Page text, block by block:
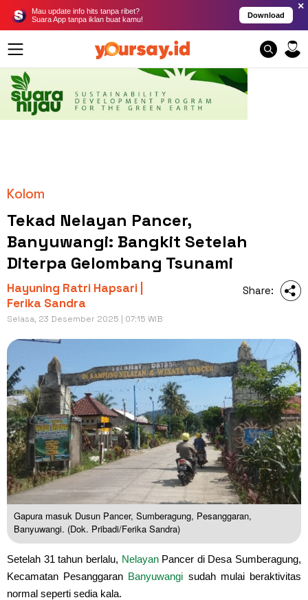
Mau update info hits tanpa ribet?
Suara App tanpa iklan buat kamu!
Download
×
Kolom
Tekad Nelayan Pancer,
Banyuwangi: Bangkit Setelah
Diterpa Gelombang Tsunami
Hayuning Ratri Hapsari |
Ferika Sandra
Selasa, 23 Desember 2025 | 07:15 WIB
Share:
Gapura masuk Dusun Pancer, Sumberagung, Pesanggaran,
Banyuwangi. (Dok. Pribadi/Ferika Sandra)
Setelah 31 tahun berlalu, NelayanPancer di Desa Sumberagung,
Kecamatan Pesanggaran Banyuwangi sudah mulai beraktivitas
normal seperti sedia kala.